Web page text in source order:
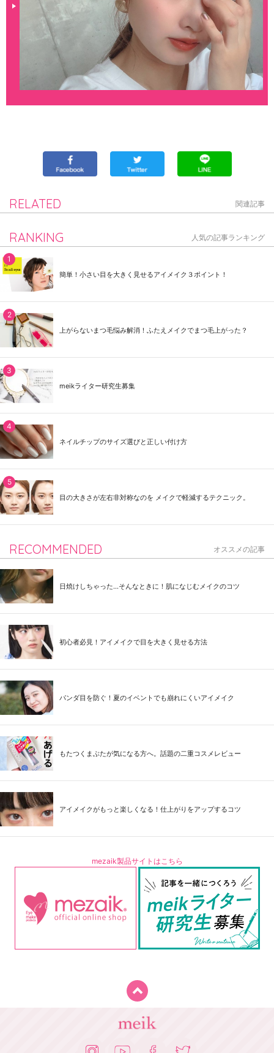
RELATED 関連記事
RANKING 人気の記事ランキング
簡単！小さい目を大きく見せるアイメイク３ポイント！
上がらないまつ毛悩み解消！ふたえメイクでまつ毛上がった？
meikライター研究生募集
ネイルチップのサイズ選びと正しい付け方
目の大きさが左右非対称なのを メイクで軽減するテクニック。
RECOMMENDED オススメの記事
日焼けしちゃった...そんなときに！肌になじむメイクのコツ
初心者必見！アイメイクで目を大きく見せる方法
パンダ目を防ぐ！夏のイベントでも崩れにくいアイメイク
もたつくまぶたが気になる方へ。話題の二重コスメレビュー
アイメイクがもっと楽しくなる！仕上がりをアップするコツ
mezaik製品サイトはこちら